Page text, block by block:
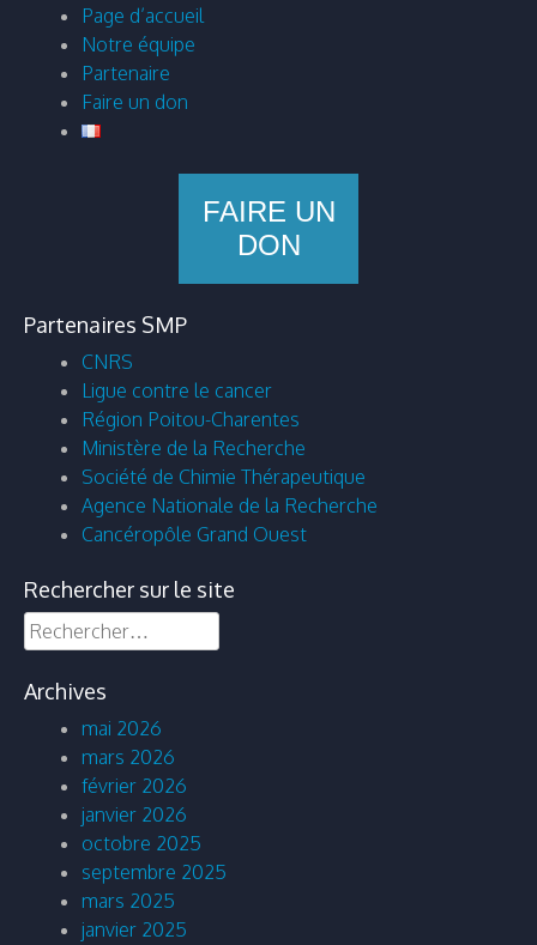
Page d’accueil
Notre équipe
Partenaire
Faire un don
FAIRE UN
DON
Partenaires SMP
CNRS
Ligue contre le cancer
Région Poitou-Charentes
Ministère de la Recherche
Société de Chimie Thérapeutique
Agence Nationale de la Recherche
Cancéropôle Grand Ouest
Rechercher sur le site
Rechercher :
Archives
mai 2026
mars 2026
février 2026
janvier 2026
octobre 2025
septembre 2025
mars 2025
janvier 2025